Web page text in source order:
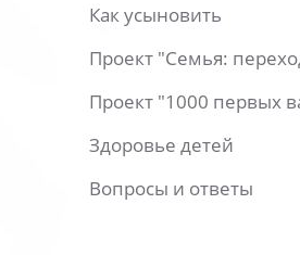
Как усыновить
Проект "Семья:
Проект "1000 первых
Здоровье детей
Вопросы и ответы